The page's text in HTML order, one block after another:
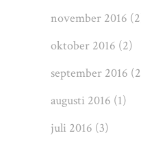
november 2016
oktober 2016 (2)
september 2016
augusti 2016 (1)
juli 2016 (3)